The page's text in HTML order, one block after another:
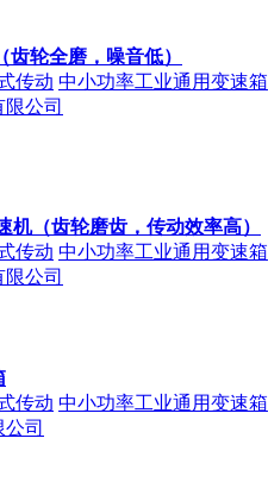
轮全磨，噪音低）
传动 中小功率工业通用变速箱
限公司
（齿轮磨齿，传动效率高）
传动 中小功率工业通用变速箱
限公司
传动 中小功率工业通用变速箱
司